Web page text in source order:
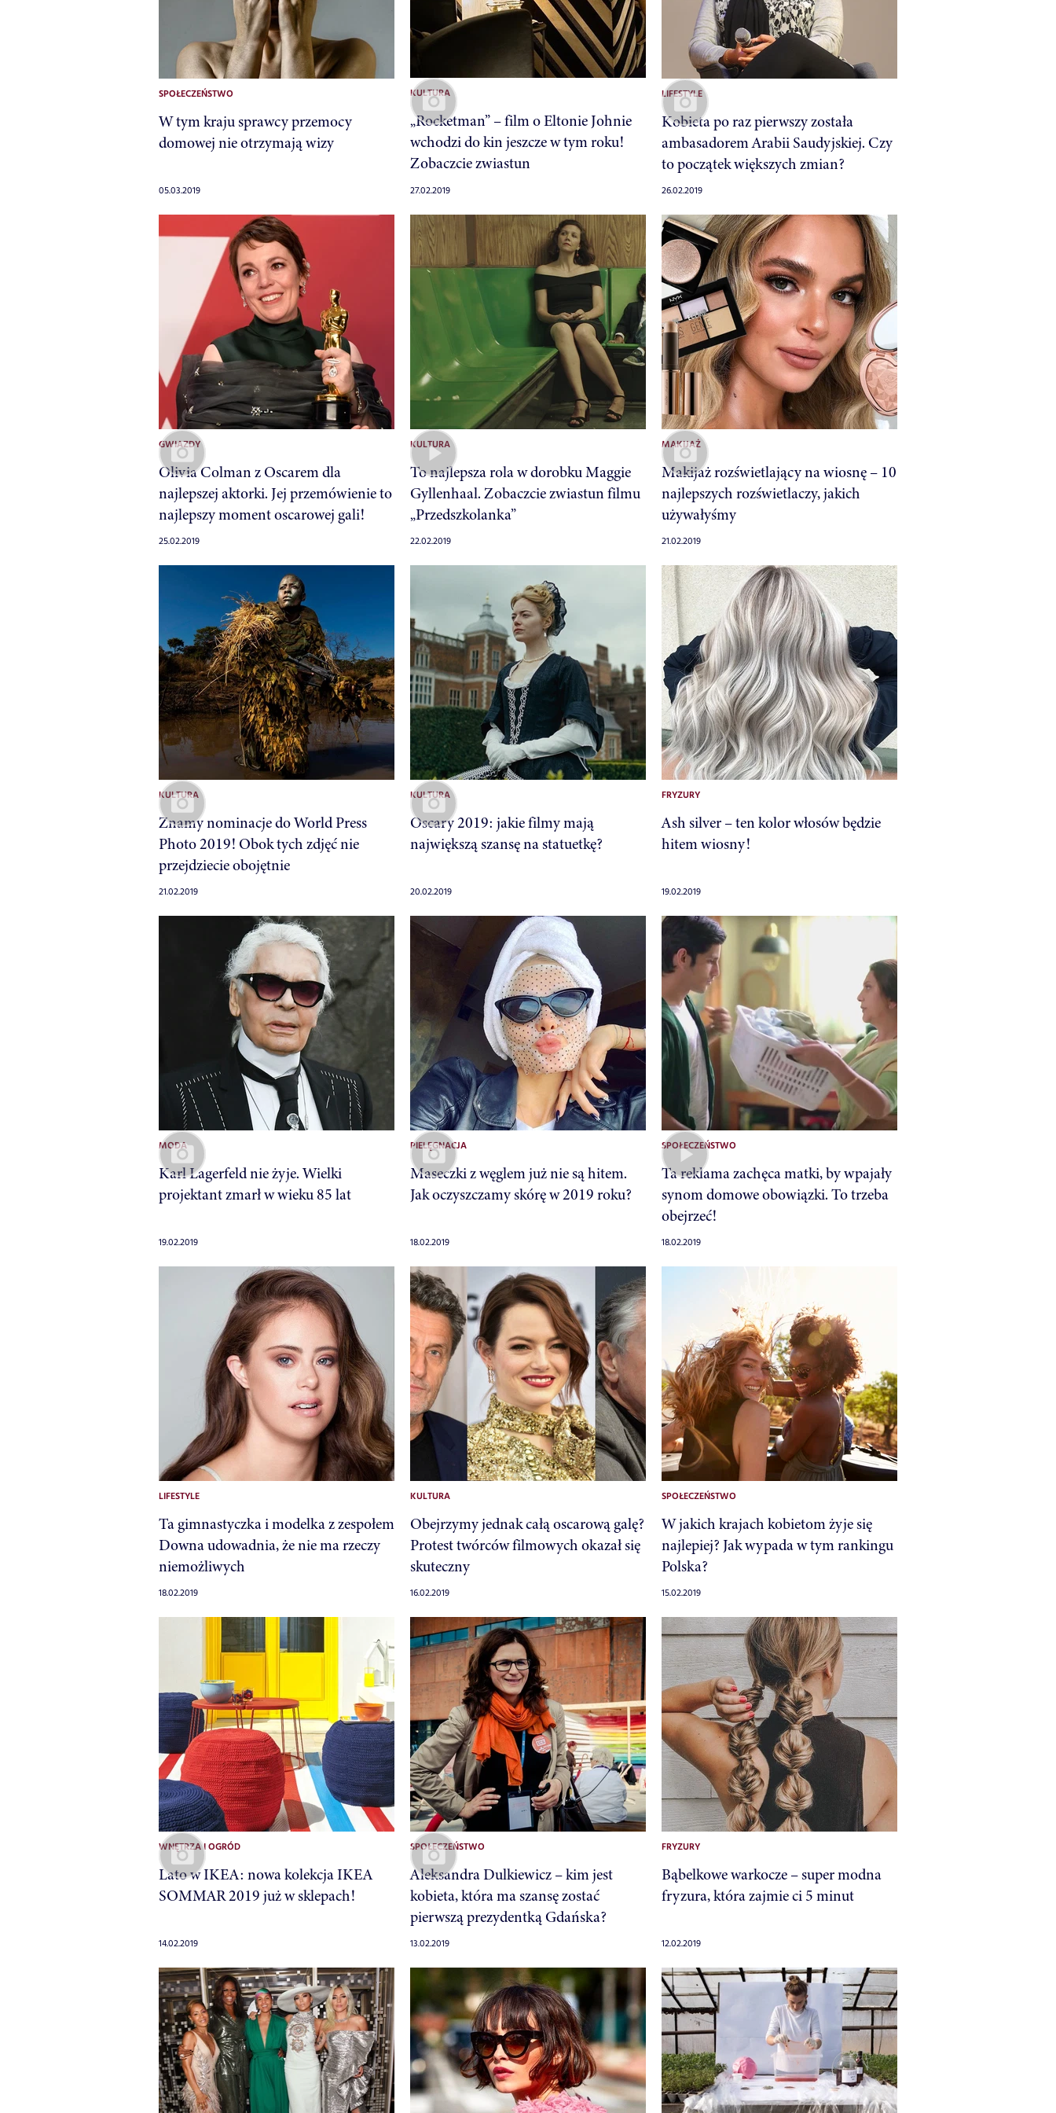
SPOŁECZEŃSTWO
W tym kraju sprawcy przemocy
domowej nie otrzymają wizy
05.03.2019
KULTURA
„Rocketman” – film o Eltonie Johnie
wchodzi do kin jeszcze w tym roku!
Zobaczcie zwiastun
27.02.2019
LIFESTYLE
Kobieta po raz pierwszy została
ambasadorem Arabii Saudyjskiej. Czy
to początek większych zmian?
26.02.2019
GWIAZDY
Olivia Colman z Oscarem dla
najlepszej aktorki. Jej przemówienie to
najlepszy moment oscarowej gali!
25.02.2019
KULTURA
To najlepsza rola w dorobku Maggie
Gyllenhaal. Zobaczcie zwiastun filmu
„Przedszkolanka”
22.02.2019
MAKIJAŻ
Makijaż rozświetlający na wiosnę – 10
najlepszych rozświetlaczy, jakich
używałyśmy
21.02.2019
KULTURA
Znamy nominacje do World Press
Photo 2019! Obok tych zdjęć nie
przejdziecie obojętnie
21.02.2019
KULTURA
Oscary 2019: jakie filmy mają
największą szansę na statuetkę?
20.02.2019
FRYZURY
Ash silver – ten kolor włosów będzie
hitem wiosny!
19.02.2019
MODA
Karl Lagerfeld nie żyje. Wielki
projektant zmarł w wieku 85 lat
19.02.2019
PIELĘGNACJA
Maseczki z węglem już nie są hitem.
Jak oczyszczamy skórę w 2019 roku?
18.02.2019
SPOŁECZEŃSTWO
Ta reklama zachęca matki, by wpajały
synom domowe obowiązki. To trzeba
obejrzeć!
18.02.2019
LIFESTYLE
Ta gimnastyczka i modelka z zespołem
Downa udowadnia, że nie ma rzeczy
niemożliwych
18.02.2019
KULTURA
Obejrzymy jednak całą oscarową galę?
Protest twórców filmowych okazał się
skuteczny
16.02.2019
SPOŁECZEŃSTWO
W jakich krajach kobietom żyje się
najlepiej? Jak wypada w tym rankingu
Polska?
15.02.2019
WNĘTRZA I OGRÓD
Lato w IKEA: nowa kolekcja IKEA
SOMMAR 2019 już w sklepach!
14.02.2019
SPOŁECZEŃSTWO
Aleksandra Dulkiewicz – kim jest
kobieta, która ma szansę zostać
pierwszą prezydentką Gdańska?
13.02.2019
FRYZURY
Bąbelkowe warkocze – super modna
fryzura, która zajmie ci 5 minut
12.02.2019